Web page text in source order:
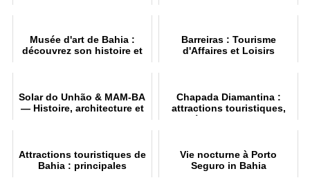
Musée d'art de Bahia :
découvrez son histoire et
Barreiras : Tourisme
d'Affaires et Loisirs
Solar do Unhão & MAM-BA
— Histoire, architecture et
Chapada Diamantina :
attractions touristiques,
itinéraires et conseils
Attractions touristiques de
Bahia : principales
Vie nocturne à Porto
Seguro in Bahia